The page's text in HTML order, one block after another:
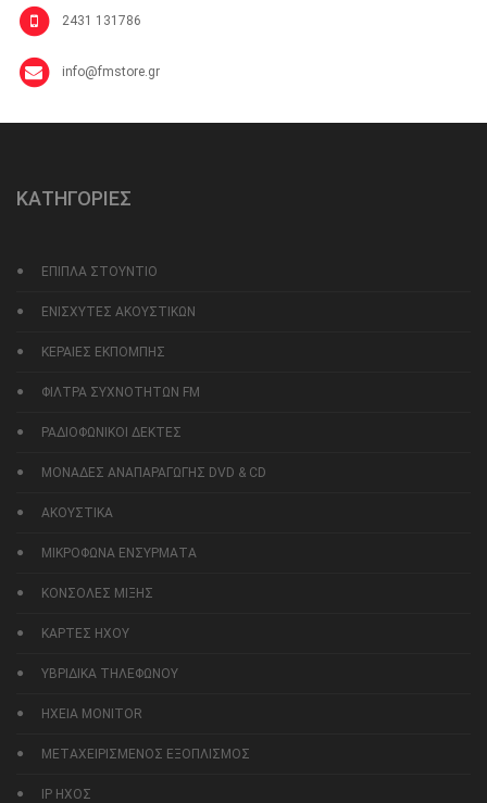
2431 131786
info@fmstore.gr
ΚΑΤΗΓΟΡΙΕΣ
ΕΠΙΠΛΑ ΣΤΟΥΝΤΙΟ
ΕΝΙΣΧΥΤΕΣ ΑΚΟΥΣΤΙΚΩΝ
ΚΕΡΑΙΕΣ ΕΚΠΟΜΠΗΣ
ΦΙΛΤΡΑ ΣΥΧΝΟΤΗΤΩΝ FM
ΡΑΔΙΟΦΩΝΙΚΟΙ ΔΕΚΤΕΣ
ΜΟΝΑΔΕΣ ΑΝΑΠΑΡΑΓΩΓΗΣ DVD & CD
ΑΚΟΥΣΤΙΚΑ
ΜΙΚΡΟΦΩΝΑ ΕΝΣΥΡΜΑΤΑ
ΚΟΝΣΟΛΕΣ ΜΙΞΗΣ
ΚΑΡΤΕΣ ΗΧΟΥ
ΥΒΡΙΔΙΚΑ ΤΗΛΕΦΩΝΟΥ
ΗΧΕΙΑ MONITOR
ΜΕΤΑΧΕΙΡΙΣΜΕΝΟΣ ΕΞΟΠΛΙΣΜΟΣ
IP ΗΧΟΣ